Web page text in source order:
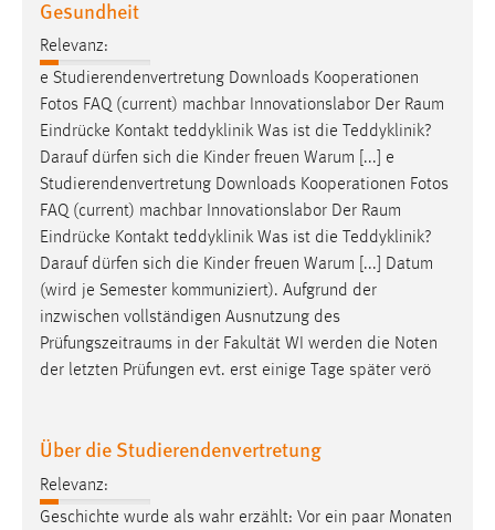
Gesundheit
Relevanz:
e Studierendenvertretung Downloads Kooperationen
Fotos FAQ (current) machbar Innovationslabor Der Raum
Eindrücke Kontakt teddyklinik Was ist die Teddyklinik?
Darauf dürfen sich die Kinder freuen Warum [...] e
Studierendenvertretung Downloads Kooperationen Fotos
FAQ (current) machbar Innovationslabor Der Raum
Eindrücke Kontakt teddyklinik Was ist die Teddyklinik?
Darauf dürfen sich die Kinder freuen Warum [...] Datum
(wird je Semester kommuniziert). Aufgrund der
inzwischen vollständigen Ausnutzung des
Prüfungszeitraums in der Fakultät WI werden die Noten
der letzten Prüfungen evt. erst einige Tage später verö
Über die Studierendenvertretung
Relevanz:
Geschichte wurde als wahr erzählt: Vor ein paar Monaten